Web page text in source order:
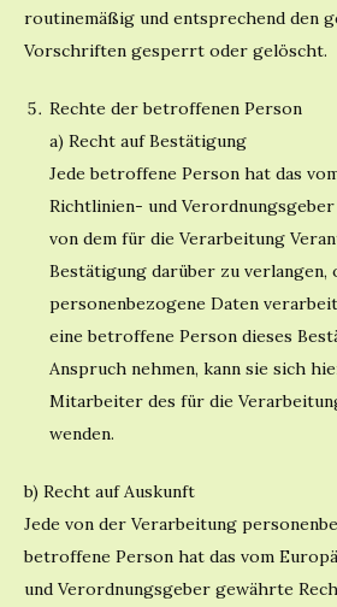
routinemäßig und entsprechend den
Vorschriften gesperrt oder gelöscht.
Rechte der betroffenen Person
a) Recht auf Bestätigung
Jede betroffene Person hat das
Richtlinien- und
von dem für die Verarbeitung
Bestätigung darüber zu verlangen,
personenbezogene Daten
eine betroffene Person dieses
Anspruch nehmen, kann sie sich
Mitarbeiter des für die
wenden.
b) Recht auf Auskunft
Jede von der Verarbeitung
betroffene Person hat das vom
und Verordnungsgeber gewährte